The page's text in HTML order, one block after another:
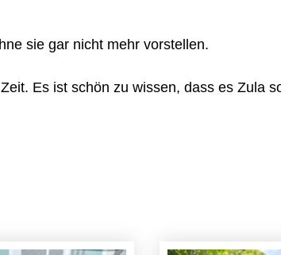
sie gar nicht mehr vorstellen.
Es ist schön zu wissen, dass es Zula